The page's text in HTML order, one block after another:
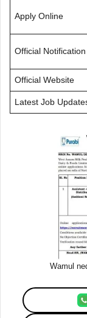
Apply Online
Official Notification
Official Website
Latest Job
Wamul